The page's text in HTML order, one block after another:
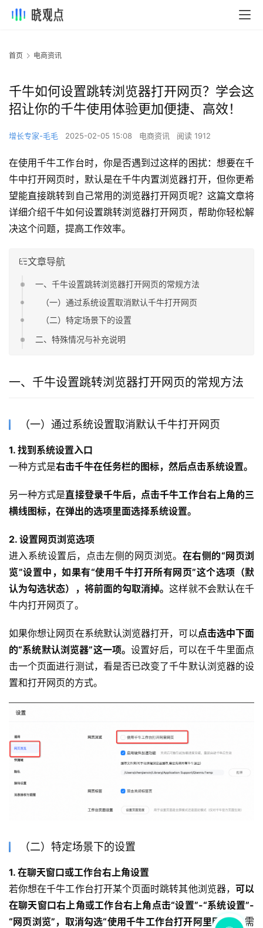
首页 电商资讯
千牛如何设置跳转浏览器打开网页？学会这
招让你的千牛使用体验更加便捷、高效！
增长专家-毛毛 2025-02-05 15:08 电商资讯 阅读 1912
在使用千牛工作台时，你是否遇到过这样的困扰：想要在千
牛中打开网页时，默认是在千牛内置浏览器打开，但你更希
望能直接跳转到自己常用的浏览器打开网页呢？这篇文章将
详细介绍千牛如何设置跳转浏览器打开网页，帮助你轻松解
决这个问题，提高工作效率。
文章导航
一、千牛设置跳转浏览器打开网页的常规方法
（一）通过系统设置取消默认千牛打开网页
（二）特定场景下的设置
二、特殊情况与补充说明
一、千牛设置跳转浏览器打开网页的常规方法
（一）通过系统设置取消默认千牛打开网页
1. 找到系统设置入口
一种方式是右击千牛在任务栏的图标，然后点击系统设置。
另一种方式是直接登录千牛后，点击千牛工作台右上角的三
横线图标，在弹出的选项里面选择系统设置。
2. 设置网页浏览选项
进入系统设置后，点击左侧的网页浏览。 在右侧的“网页浏
览”设置中，如果有“使用千牛打开所有网页”这个选项（默
认为勾选状态），将前面的勾取消掉。这样就不会默认在千
牛内打开网页了。
如果你想让网页在系统默认浏览器打开，可以点击选中下面
的“系统默认浏览器”这一项。设置好后，可以在千牛里面点
击一个页面进行测试，看是否已改变了千牛默认浏览器的设
置和打开网页的方式。
（二）特定场景下的设置
1. 在聊天窗口或工作台右上角设置
若你想在千牛工作台打开某个页面时跳转其他浏览器， 可以
在聊天窗口右上角或工作台右上角点击“设置”-“系统设置”-
“网页浏览”，取消勾选“使用千牛工作台打开阿里网页”。 需